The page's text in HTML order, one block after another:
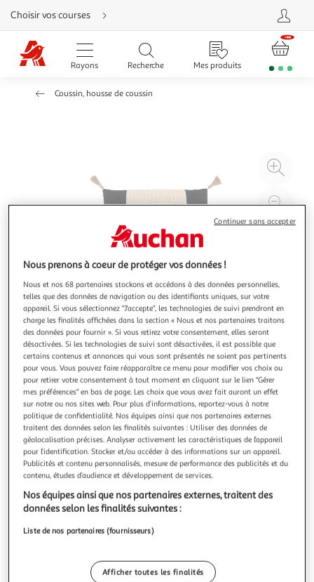
Aller
directement
au
contenu
Aller
directement
Aller
Choisir vos courses
Rayons Recherche Mes produits
Coussin, housse de coussin
à
Illustration
précédente
Illustration
suivante
J-LINE
Coussin déco tissage 30x50cm noir & beige
Informations Techniques : Dimensions : L. 30 x l. 50 x H. 11
cm Matière : Polyester Spécificités : Tendance & Moderne
Coussin Déco Forme Rectangulaire Effet Tissage Avec
Pompons Housse Amovible Lavage à la Main uniquement
Poids : 0,442 kg Couleur : Noir & Beige
En savoir +
Vous voulez connaître le prix de ce produit ?
Afficher le prix
Nous prenons à coeur de protéger vos données !
Nous et nos 68 partenaires stockons et accédons à des données personnelles,
telles que des données de navigation ou des identifiants uniques, sur votre
appareil. Si vous sélectionnez "J'accepte", les technologies de suivi prendront en
charge les finalités affichées dans la section « Nous et nos partenaires traitons
des données pour fournir ». Si vous retirez votre consentement, elles seront
désactivées. Si les technologies de suivi sont désactivées, il est possible que
certains contenus et annonces qui vous sont présentés ne soient pas pertinents
pour vous. Vous pouvez faire réapparaître ce menu pour modifier vos choix ou
pour retirer votre consentement à tout moment en cliquant sur le lien "Gérer
mes préférences" en bas de page. Les choix que vous avez fait auront un effet
sur notre ou nos sites web. Pour plus d’informations, reportez-vous à notre
politique de confidentialité. Nos équipes ainsi que nos partenaires externes
traitent des données selon les finalités suivantes : Utiliser des données de
géolocalisation précises. Analyser activement les caractéristiques de l’appareil
pour l’identification. Stocker et/ou accéder à des informations sur un appareil.
Publicités et contenu personnalisés, mesure de performance des publicités et du
contenu, études d’audience et développement de services.
Nos équipes ainsi que nos partenaires externes, traitent des
données selon les finalités suivantes :
Liste de nos partenaires (fournisseurs)
Afficher toutes les finalités
Continuer sans accepter